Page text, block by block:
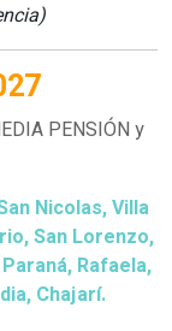
PENSIÓN y
Nicolas, Villa
San Lorenzo,
Rafaela,
Chajarí.